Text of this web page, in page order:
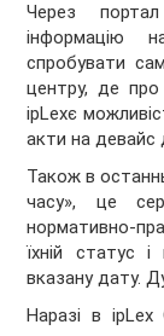
Через
інформацію
спробувати
центру, де про
ipLexє
акти на девайс
Також в
часу», це
нормативно-
їхній статус
вказану дату.
Наразі в ipLex